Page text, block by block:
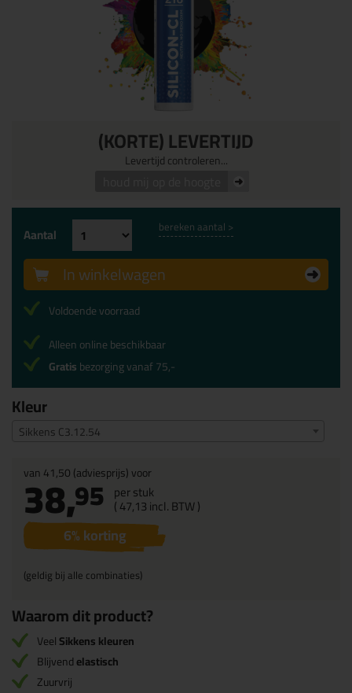
(KORTE) LEVERTIJD
Levertijd controleren...
Kleur
Sikkens C3.12.54
van41,50(adviesprijs) voor
38,95 per stuk
(47,13incl. BTW )
6% korting
(geldig bij alle combinaties)
Aantal bereken aantal >
In winkelwagen
Voldoende voorraad
Alleen online beschikbaar
Gratisbezorging vanaf 75,-
Waarom dit product?
VeelSikkens kleuren
Blijvendelastisch
Zuurvrij